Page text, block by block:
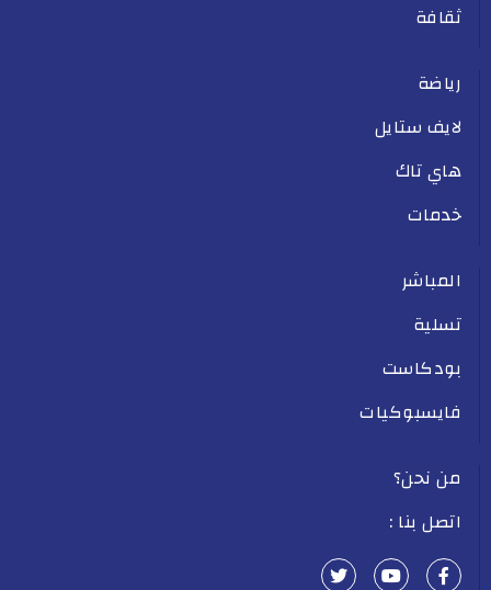
ثقافة
رياضة
لايف ستايل
هاي تاك
خدمات
المباشر
تسلية
بودكاست
فايسبوكيات
من نحن؟
اتصل بنا :